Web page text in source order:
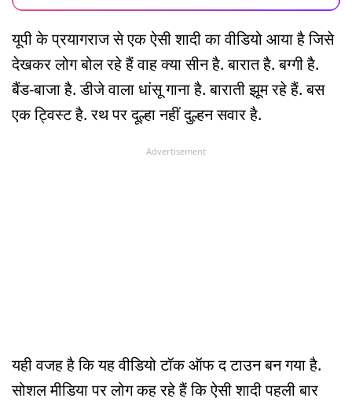
यूपी के प्रयागराज से एक ऐसी शादी का वीडियो आया है जिसे
देखकर लोग बोल रहे हैं वाह क्या सीन है. बारात है. बग्गी है.
बैंड-बाजा है. डीजे वाला धांसू गाना है. बाराती झूम रहे हैं. बस
एक ट्विस्ट है. रथ पर दूल्हा नहीं दुल्हन सवार है.
Advertisement
यही वजह है कि यह वीडियो टॉक ऑफ द टाउन बन गया है.
सोशल मीडिया पर लोग कह रहे हैं कि ऐसी शादी पहली बार